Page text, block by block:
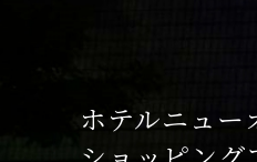
ホテルニュー